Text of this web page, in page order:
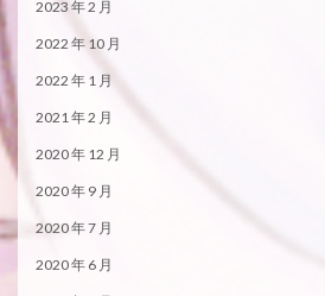
2023 年 2 月
2022 年 10 月
2022 年 1 月
2021 年 2 月
2020 年 12 月
2020 年 9 月
2020 年 7 月
2020 年 6 月